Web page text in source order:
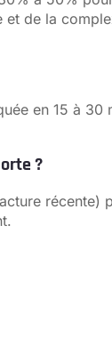
et de la
en 15 à 30
?
récente)